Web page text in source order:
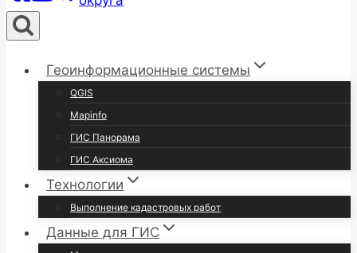
Геоинформационные системы
QGIS
Mapinfo
ГИС Панорама
ГИС Аксиома
Технологии
Выполнение кадастровых работ
Данные для ГИС